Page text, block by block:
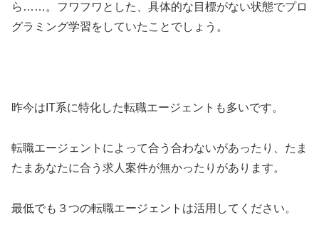
ら……。フワフワとした、具体的な目標がない状態でプロ
グラミング学習をしていたことでしょう。
昨今はIT系に特化した転職エージェントも多いです。
転職エージェントによって合う合わないがあったり、たま
たまあなたに合う求人案件が無かったりがあります。
最低でも３つの転職エージェントは活用してください。